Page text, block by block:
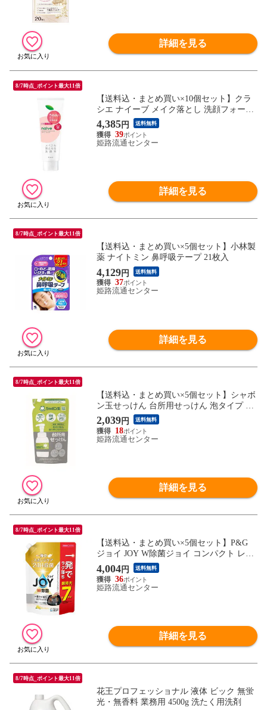
詳細を見る
8/7時点_ポイント最大11倍
【送料込・まとめ買い×10個セット】クラ
シエ ナイーブ メイク落とし 洗顔フォーム
うるおい 180g
4,385円 送料無料
39
姫路流通センター
詳細を見る
8/7時点_ポイント最大11倍
【送料込・まとめ買い×5個セット】小林製
薬 ナイトミン 鼻呼吸テープ 21枚入
4,129円 送料無料
37
姫路流通センター
詳細を見る
8/7時点_ポイント最大11倍
【送料込・まとめ買い×5個セット】シャボ
ン玉せっけん 台所用せっけん 泡タイプ つ
めかえ用 275ml
2,039円 送料無料
18
姫路流通センター
詳細を見る
8/7時点_ポイント最大11倍
【送料込・まとめ買い×5個セット】P&G
ジョイ JOY W除菌ジョイ コンパクト レモ
ンの香り 超特大 つめかえ用 910ml
4,004円 送料無料
36
姫路流通センター
詳細を見る
8/7時点_ポイント最大11倍
花王プロフェッショナル 液体 ビック 無蛍
光・無香料 業務用 4500g 洗たく用洗剤